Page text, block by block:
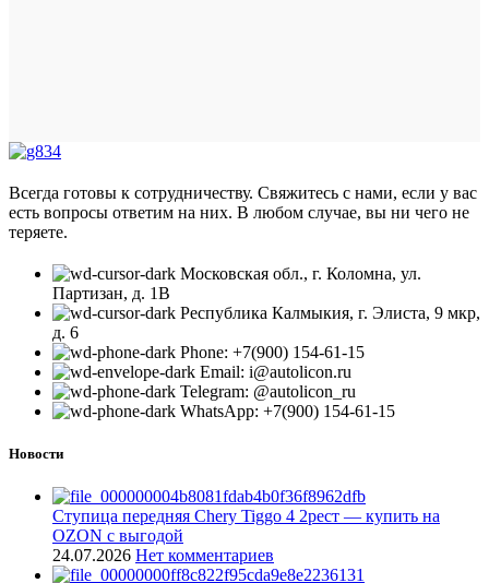
Всегда готовы к сотрудничеству. Свяжитесь с нами, если у вас
есть вопросы ответим на них. В любом случае, вы ни чего не
теряете.
Московская обл., г. Коломна, ул.
Партизан, д. 1В
Республика Калмыкия, г. Элиста, 9 мкр,
д. 6
Phone: +7(900) 154-61-15
Email: i@autolicon.ru
Telegram: @autolicon_ru
WhatsApp: +7(900) 154-61-15
Новости
Ступица передняя Chery Tiggo 4 2рест — купить на
OZON с выгодой
24.07.2026 Нет комментариев